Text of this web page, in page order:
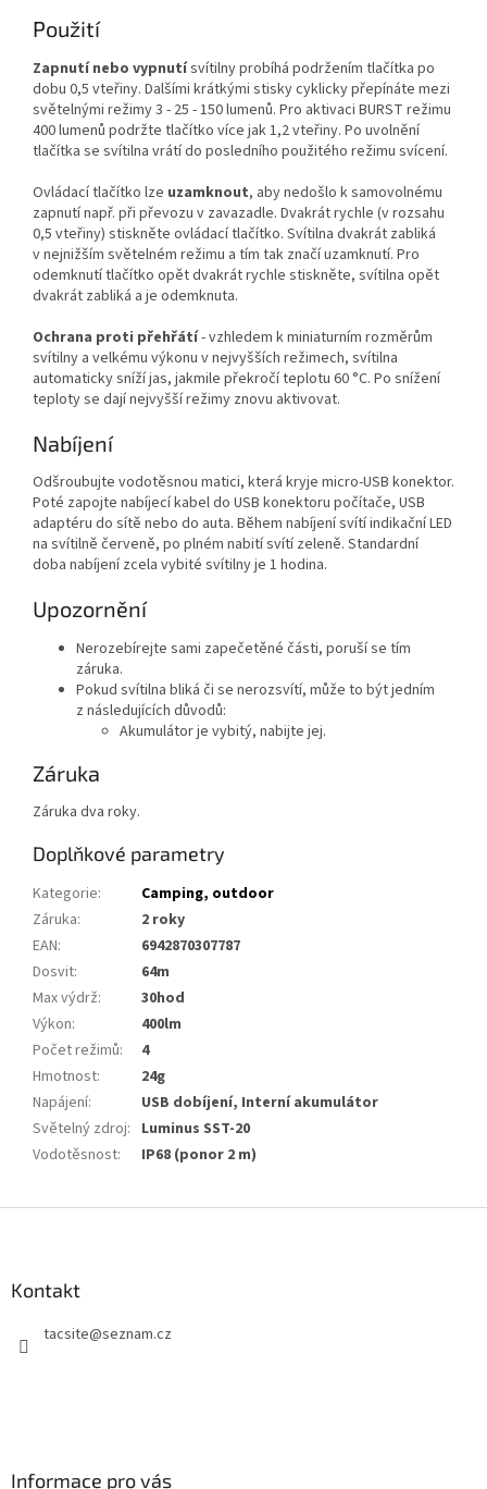
Použití
Zapnutí nebo vypnutísvítilny probíhá podržením tlačítka po
dobu 0,5 vteřiny. Dalšími krátkými stisky cyklicky přepínáte mezi
světelnými režimy 3 - 25 - 150 lumenů. Pro aktivaci BURST režimu
400 lumenů podržte tlačítko více jak 1,2 vteřiny. Po uvolnění
tlačítka se svítilna vrátí do posledního použitého režimu svícení.
Ovládací tlačítko lze uzamknout, aby nedošlo k samovolnému
zapnutí např. při převozu v zavazadle. Dvakrát rychle (v rozsahu
0,5 vteřiny) stiskněte ovládací tlačítko. Svítilna dvakrát zabliká
v nejnižším světelném režimu a tím tak značí uzamknutí. Pro
odemknutí tlačítko opět dvakrát rychle stiskněte, svítilna opět
dvakrát zabliká a je odemknuta.
Ochrana proti přehřátí- vzhledem k miniaturním rozměrům
svítilny a velkému výkonu v nejvyšších režimech, svítilna
automaticky sníží jas, jakmile překročí teplotu 60 °C. Po snížení
teploty se dají nejvyšší režimy znovu aktivovat.
Nabíjení
Odšroubujte vodotěsnou matici, která kryje micro-USB konektor.
Poté zapojte nabíjecí kabel do USB konektoru počítače, USB
adaptéru do sítě nebo do auta. Během nabíjení svítí indikační LED
na svítilně červeně, po plném nabití svítí zeleně. Standardní
doba nabíjení zcela vybité svítilny je 1 hodina.
Upozornění
Nerozebírejte sami zapečetěné části, poruší se tím
záruka.
Pokud svítilna bliká či se nerozsvítí, může to být jedním
z následujících důvodů:
Akumulátor je vybitý, nabijte jej.
Záruka
Záruka dva roky.
Doplňkové parametry
Kategorie:
Camping, outdoor
Záruka:
2 roky
EAN:
6942870307787
Dosvit:
64m
Max výdrž:
30hod
Výkon:
400lm
Počet režimů:
4
Hmotnost:
24g
Napájení:
USB dobíjení, Interní akumulátor
Světelný zdroj: Luminus SST-20
Vodotěsnost: IP68 (ponor 2 m)
Kontakt
tacsite@seznam.cz
Informace pro vás